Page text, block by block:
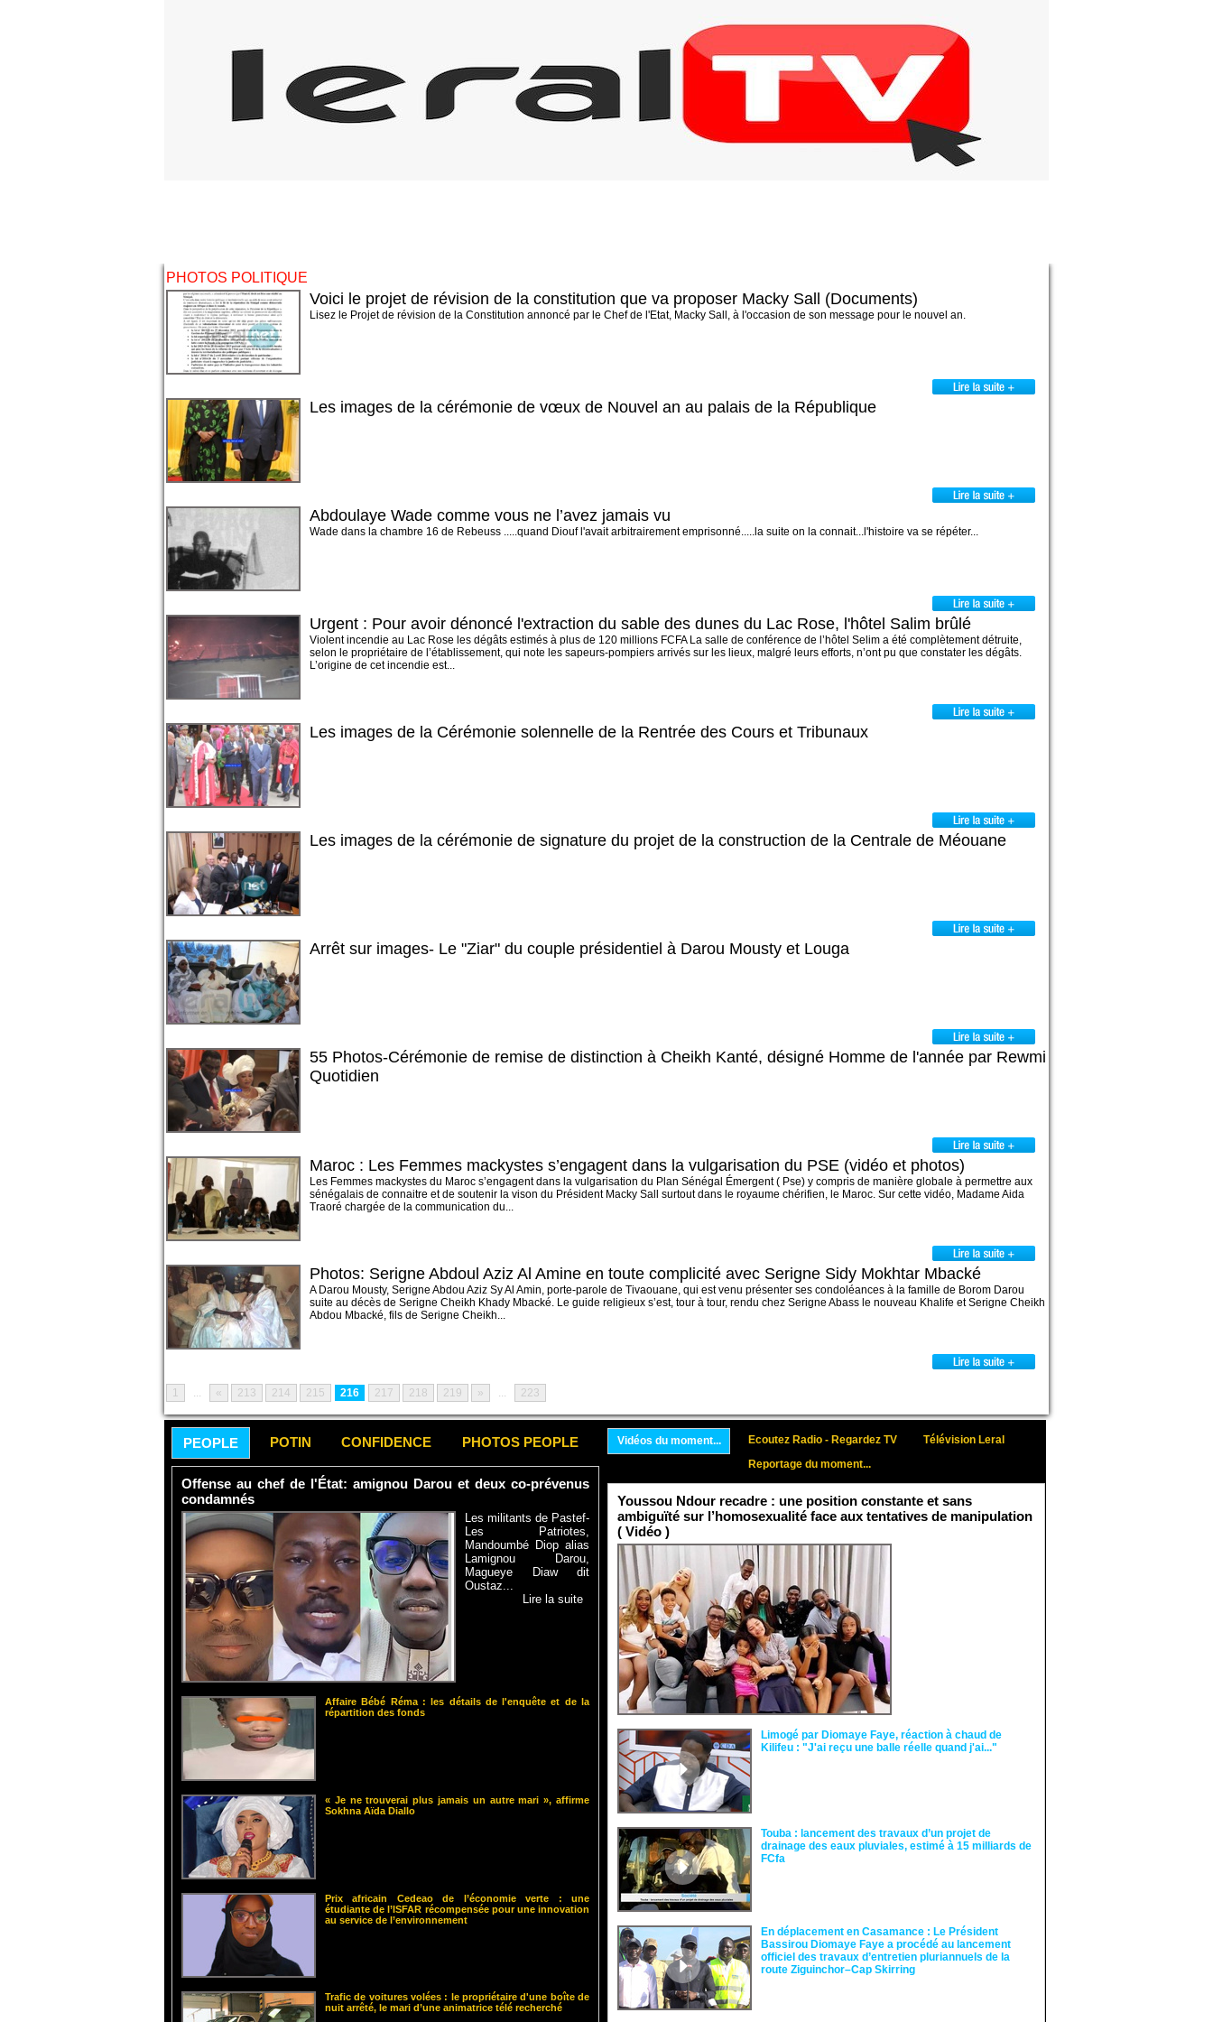
PHOTOS POLITIQUE
Voici le projet de révision de la constitution que va proposer Macky Sall (Documents)
Lisez le Projet de révision de la Constitution annoncé par le Chef de l'Etat, Macky Sall, à l'occasion de son message pour le nouvel an.
Les images de la cérémonie de vœux de Nouvel an au palais de la République
Abdoulaye Wade comme vous ne l’avez jamais vu
Wade dans la chambre 16 de Rebeuss .....quand Diouf l'avait arbitrairement emprisonné.....la suite on la connait...l'histoire va se répéter...
Urgent : Pour avoir dénoncé l'extraction du sable des dunes du Lac Rose, l'hôtel Salim brûlé
Violent incendie au Lac Rose les dégâts estimés à plus de 120 millions FCFA La salle de conférence de l’hôtel Selim a été complètement détruite,
selon le propriétaire de l’établissement, qui note les sapeurs-pompiers arrivés sur les lieux, malgré leurs efforts, n’ont pu que constater les dégâts.
L’origine de cet incendie est...
Les images de la Cérémonie solennelle de la Rentrée des Cours et Tribunaux
Les images de la cérémonie de signature du projet de la construction de la Centrale de Méouane
Arrêt sur images- Le "Ziar" du couple présidentiel à Darou Mousty et Louga
55 Photos-Cérémonie de remise de distinction à Cheikh Kanté, désigné Homme de l'année par Rewmi
Quotidien
Maroc : Les Femmes mackystes s’engagent dans la vulgarisation du PSE (vidéo et photos)
Les Femmes mackystes du Maroc s’engagent dans la vulgarisation du Plan Sénégal Émergent ( Pse) y compris de manière globale à permettre aux
sénégalais de connaitre et de soutenir la vison du Président Macky Sall surtout dans le royaume chérifien, le Maroc. Sur cette vidéo, Madame Aida
Traoré chargée de la communication du...
Photos: Serigne Abdoul Aziz Al Amine en toute complicité avec Serigne Sidy Mokhtar Mbacké
A Darou Mousty, Serigne Abdou Aziz Sy Al Amin, porte-parole de Tivaouane, qui est venu présenter ses condoléances à la famille de Borom Darou
suite au décès de Serigne Cheikh Khady Mbacké. Le guide religieux s’est, tour à tour, rendu chez Serigne Abass le nouveau Khalife et Serigne Cheikh
Abdou Mbacké, fils de Serigne Cheikh...
1 ... « 213 214 215 216 217 218 219 » ... 223
PEOPLE POTIN CONFIDENCE PHOTOS PEOPLE
Offense au chef de l'État: amignou Darou et deux co-prévenus
condamnés
Les militants de Pastef-
Les Patriotes,
Mandoumbé Diop alias
Lamignou Darou,
Magueye Diaw dit
Oustaz...
Lire la suite
Affaire Bébé Réma : les détails de l'enquête et de la
répartition des fonds
« Je ne trouverai plus jamais un autre mari », affirme
Sokhna Aïda Diallo
Prix africain Cedeao de l’économie verte : une
étudiante de l’ISFAR récompensée pour une innovation
au service de l’environnement
Trafic de voitures volées : le propriétaire d'une boîte de
nuit arrêté, le mari d’une animatrice télé recherché
Vidéos du moment... Ecoutez Radio - Regardez TV
Télévision Leral
Reportage du moment...
Youssou Ndour recadre : une position constante et sans
ambiguïté sur l’homosexualité face aux tentatives de manipulation
( Vidéo )
Limogé par Diomaye Faye, réaction à chaud de
Kilifeu : "J'ai reçu une balle réelle quand j'ai..."
Touba : lancement des travaux d’un projet de
drainage des eaux pluviales, estimé à 15 milliards de
FCfa ‎
En déplacement en Casamance : Le Président
Bassirou Diomaye Faye a procédé au lancement
officiel des travaux d’entretien pluriannuels de la
route Ziguinchor–Cap Skirring